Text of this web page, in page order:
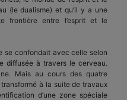
(le dualisme) et qu’il y a une
frontière entre l’esprit et le
se confondait avec celle selon
diffusée à travers le cerveau.
Mais au cours des quatre
à la suite de travaux
d’une zone spéciale